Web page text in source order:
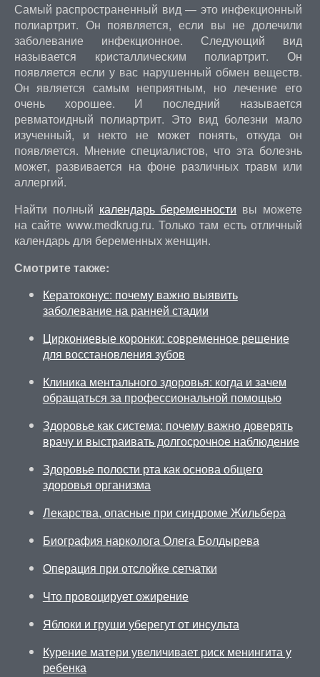
Самый распространенный вид — это инфекционный
полиартрит. Он появляется, если вы не долечили
заболевание инфекционное. Следующий вид
называется кристаллическим полиартрит. Он
появляется если у вас нарушенный обмен веществ.
Он является самым неприятным, но лечение его
очень хорошее. И последний называется
ревматоидный полиартрит. Это вид болезни мало
изученный, и некто не может понять, откуда он
появляется. Мнение специалистов, что эта болезнь
может, развивается на фоне различных травм или
аллергий.
Найти полный календарь беременности вы можете
на сайте www.medkrug.ru. Только там есть отличный
календарь для беременных женщин.
Смотрите также:
Кератоконус: почему важно выявить
заболевание на ранней стадии
Циркониевые коронки: современное решение
для восстановления зубов
Клиника ментального здоровья: когда и зачем
обращаться за профессиональной помощью
Здоровье как система: почему важно доверять
врачу и выстраивать долгосрочное наблюдение
Здоровье полости рта как основа общего
здоровья организма
Лекарства, опасные при синдроме Жильбера
Биография нарколога Олега Болдырева
Операция при отслойке сетчатки
Что провоцирует ожирение
Яблоки и груши уберегут от инсульта
Курение матери увеличивает риск менингита у
ребенка